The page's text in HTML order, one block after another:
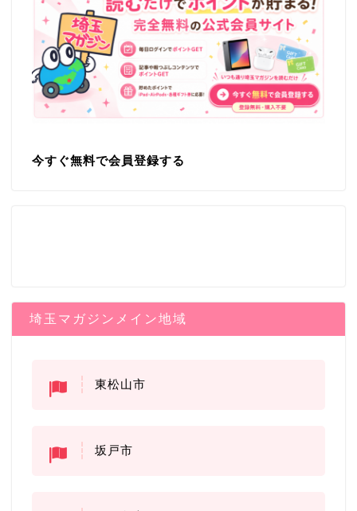
今すぐ無料で会員登録する
埼玉マガジンメイン地域
東松山市
坂戸市